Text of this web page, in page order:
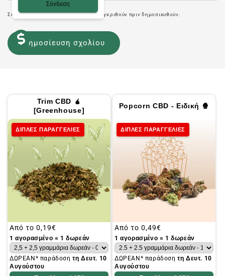
Σημειώστε ότι τα σχόλια πρέπει να εγκριθούν πριν δημοσιευθούν.
Trim CBD 🧉
[Greenhouse]
ΔΙΠΛΕΣ ΠΑΡΑΓΓΕΛΙΕΣ
Συνήθης
τιμή
Από το 0,19€
1 αγορασμένο = 1 δωρεάν
ΔΩΡΕΑΝ* παράδοσητη Δευτ. 10
Αυγούστου
Popcorn CBD - Ειδική 🍿
ΔΙΠΛΕΣ ΠΑΡΑΓΓΕΛΙΕΣ
Συνήθης
τιμή
Από το 0,49€
1 αγορασμένο = 1 δωρεάν
ΔΩΡΕΑΝ* παράδοσητη Δευτ. 10
Αυγούστου
Σύνδεση